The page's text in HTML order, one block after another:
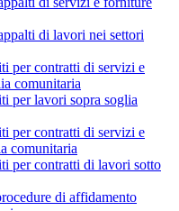
di lavori nei settori
per contratti di servizi e
comunitaria
per lavori sopra soglia
per contratti di servizi e
comunitaria
per contratti di lavori sotto
di affidamento